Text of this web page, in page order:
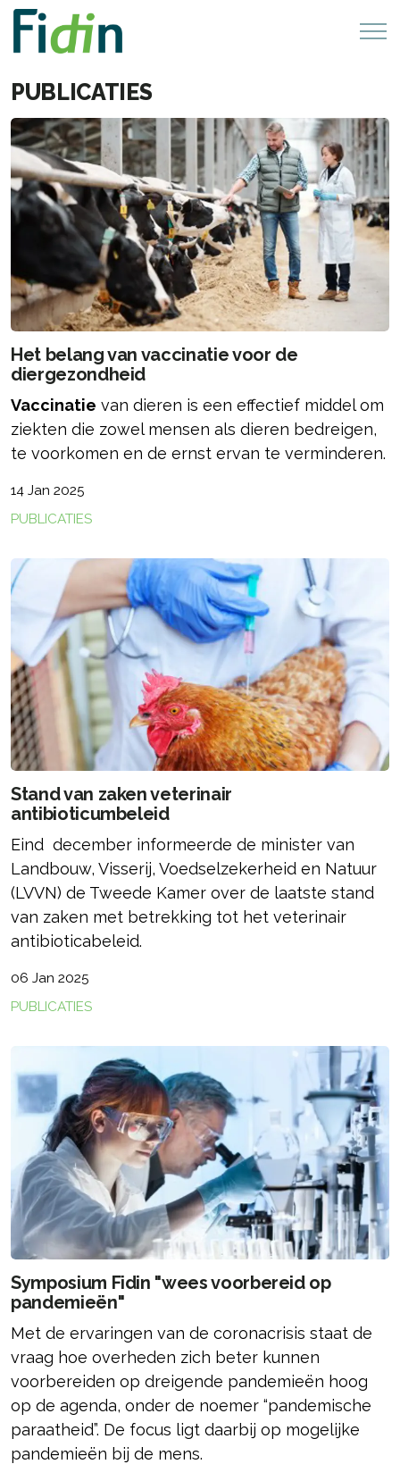
PUBLICATIES
Het belang van vaccinatie voor de
diergezondheid
Vaccinatie van dieren is een effectief middel om
ziekten die zowel mensen als dieren bedreigen,
te voorkomen en de ernst ervan te verminderen.
14 Jan 2025
PUBLICATIES
Stand van zaken veterinair
antibioticumbeleid
Eind december informeerde de minister van
Landbouw, Visserij, Voedselzekerheid en Natuur
(LVVN) de Tweede Kamer over de laatste stand
van zaken met betrekking tot het veterinair
antibioticabeleid.
06 Jan 2025
PUBLICATIES
Symposium Fidin "wees voorbereid op
pandemieën"
Met de ervaringen van de coronacrisis staat de
vraag hoe overheden zich beter kunnen
voorbereiden op dreigende pandemieën hoog
op de agenda, onder de noemer “pandemische
paraatheid”. De focus ligt daarbij op mogelijke
pandemieën bij de mens.